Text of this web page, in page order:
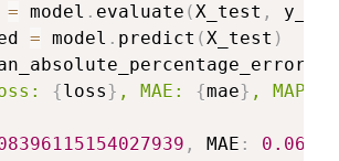
= model . evaluate (X_test ,
= model . predict (X_test )
{loss} , MAE: {mae} , MAPE:
, MAE :